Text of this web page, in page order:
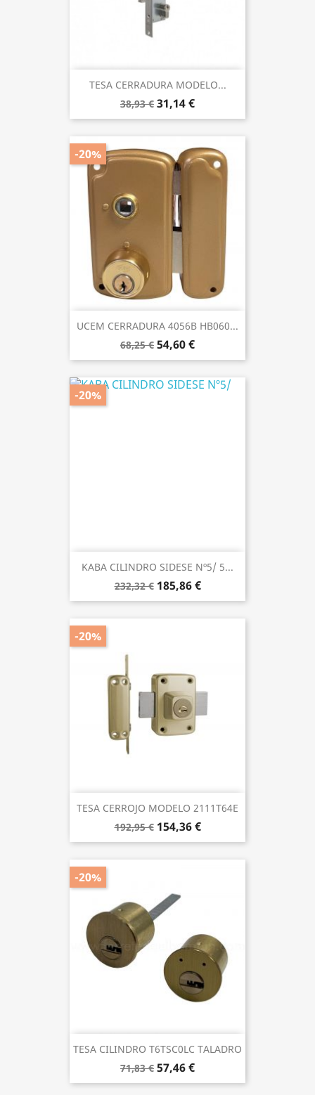
TESA CERRADURA MODELO...
38,93 € 31,14 €
UCEM CERRADURA 4056B HB060...
68,25 € 54,60 €
-20%
KABA CILINDRO SIDESE Nº5/ 5...
232,32 € 185,86 €
-20%
TESA CERROJO MODELO 2111T64E
192,95 € 154,36 €
-20%
TESA CILINDRO T6TSC0LC TALADRO
71,83 € 57,46 €
-20%